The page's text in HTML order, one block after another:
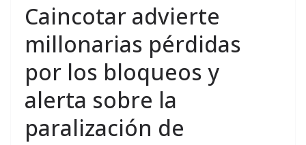
Caincotar advierte
millonarias pérdidas
por los bloqueos y
alerta sobre la
paralización de